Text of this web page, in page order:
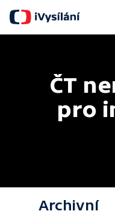
ČT
pro
Archivní